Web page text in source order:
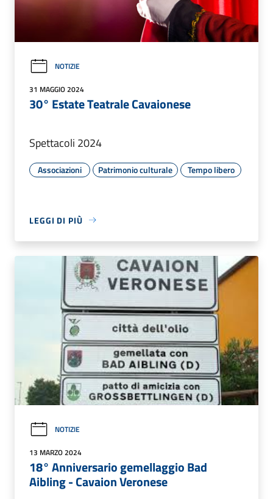
NOTIZIE
31 MAGGIO 2024
30° Estate Teatrale Cavaionese
Spettacoli 2024
Associazioni Patrimonio culturale Tempo libero
LEGGI DI PIÙ
NOTIZIE
13 MARZO 2024
18° Anniversario gemellaggio Bad
Aibling - Cavaion Veronese